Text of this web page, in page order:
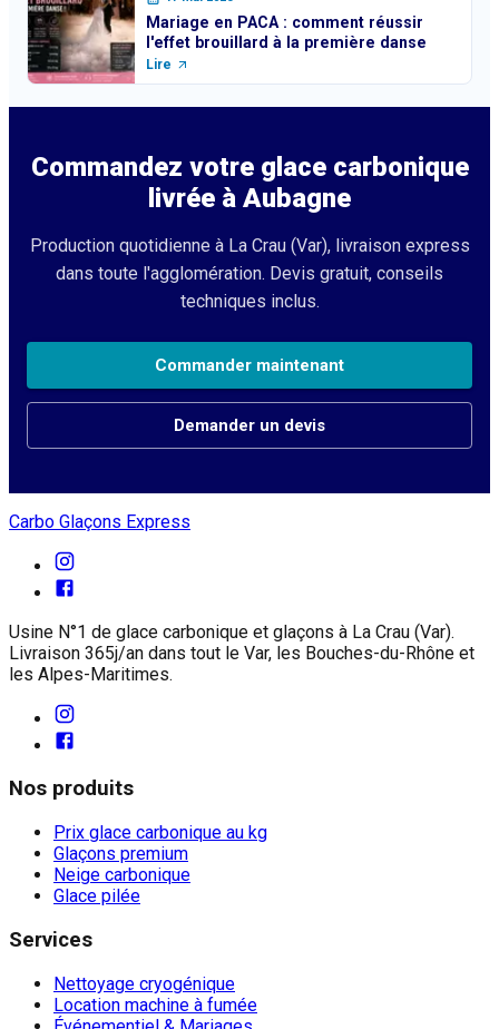
Mariage en PACA : comment réussir
l'effet brouillard à la première danse
Lire
Commandez votre glace carbonique
livrée à Aubagne
Production quotidienne à La Crau (Var), livraison express
dans toute l'agglomération. Devis gratuit, conseils
techniques inclus.
Commander maintenant
Demander un devis
Carbo Glaçons Express
Usine N°1 de glace carbonique et glaçons à La Crau (Var).
Livraison 365j/an dans tout le Var, les Bouches-du-Rhône et
les Alpes-Maritimes.
Nos produits
Prix glace carbonique au kg
Glaçons premium
Neige carbonique
Glace pilée
Services
Nettoyage cryogénique
Location machine à fumée